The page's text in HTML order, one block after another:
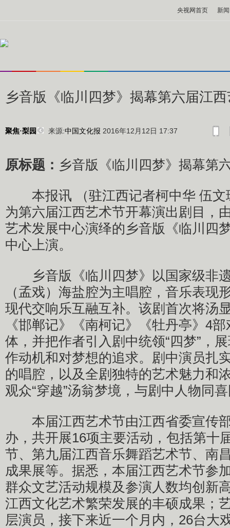
央视网首页 新闻
乡音版《临川四梦》揭幕第六届江
聚焦·梨园 来源:中国文化报 2016年12月12日 17:37
原标题： 乡音版《临川四梦》揭幕第
本报讯 （驻江西记者柯中华 伍文
为第六届江西艺术节开幕演出剧目，
艺术发展中心演绎的乡音版《临川四
中心上演。
乡音版《临川四梦》以国家级非
（孟戏）海盐腔为主唱腔，音乐表现
现代交响乐互融互补。该剧首次将汤
《邯郸记》《南柯记》《牡丹亭》4
体，并把作者引入剧中统领“四梦”，
作动机和对梦想的追求。剧中演员扎
的唱腔，以及全剧独特的艺术魅力和
观众“穿越”汤翁梦境，与剧中人物同
本届江西艺术节由江西省委宣传
办，共开展16项主要活动，包括第十
节、第九届江西音乐舞蹈艺术节、南
成果展等。据悉，本届江西艺术节参
群众文艺活动规模及参演人数均创新
江西文化艺术繁荣发展的丰硕成果；
层演员，接下来近一个月内，26台大